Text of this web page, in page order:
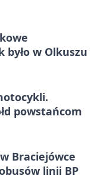
było w Olkuszu
powstańcom
Braciejówce
linii BP